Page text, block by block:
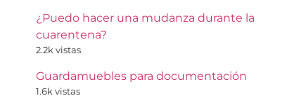
¿Puedo hacer una mudanza durante la
cuarentena?
2.2k vistas
Guardamuebles para documentación
1.6k vistas